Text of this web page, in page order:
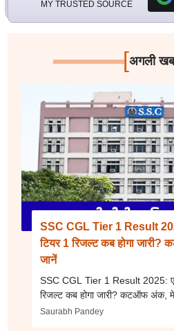
MY TRUSTED SOURCE
[अगली
SSC CGL Tier 1 Result
टियर 1 रिजल्ट कब होगा
जानें
SSC CGL Tier 1 Result 2025:
रिजल्ट कब होगा जारी? कटऑफ अंक,
Saurabh Pandey